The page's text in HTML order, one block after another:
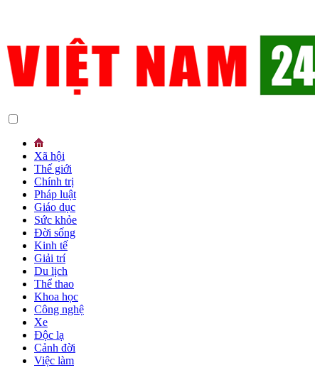
Xã hội
Thế giới
Chính trị
Pháp luật
Giáo dục
Sức khỏe
Đời sống
Kinh tế
Giải trí
Du lịch
Thể thao
Khoa học
Công nghệ
Xe
Độc lạ
Cảnh đời
Việc làm